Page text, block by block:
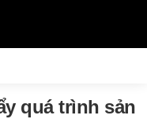
quá trình sản